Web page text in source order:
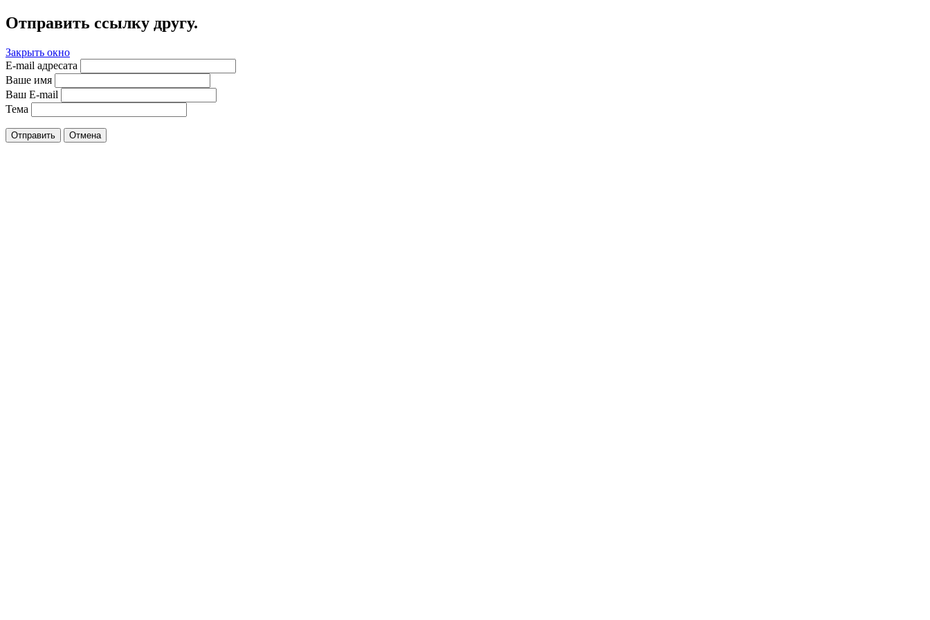
Отправить ссылку другу.
Закрыть окно
E-mail адресата
Ваше имя
Ваш E-mail
Тема
Отправить Отмена